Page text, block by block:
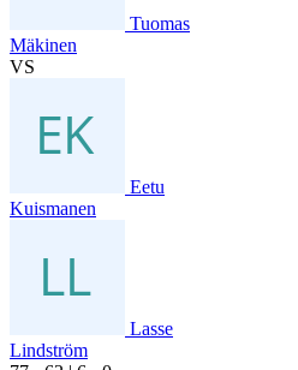
Tuomas
Mäkinen
VS
Eetu
Kuismanen
Lasse
Lindström